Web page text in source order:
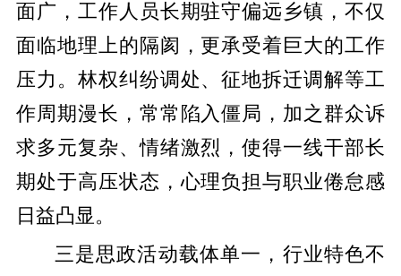
面广，工作人员长期驻守偏远乡镇，不仅
面临地理上的隔阂，更承受着巨大的工作
压力。林权纠纷调处、征地拆迁调解等工
作周期漫长，常常陷入僵局，加之群众诉
求多元复杂、情绪激烈，使得一线干部长
期处于高压状态，心理负担与职业倦怠感
日益凸显。
三是思政活动载体单一，行业特色不